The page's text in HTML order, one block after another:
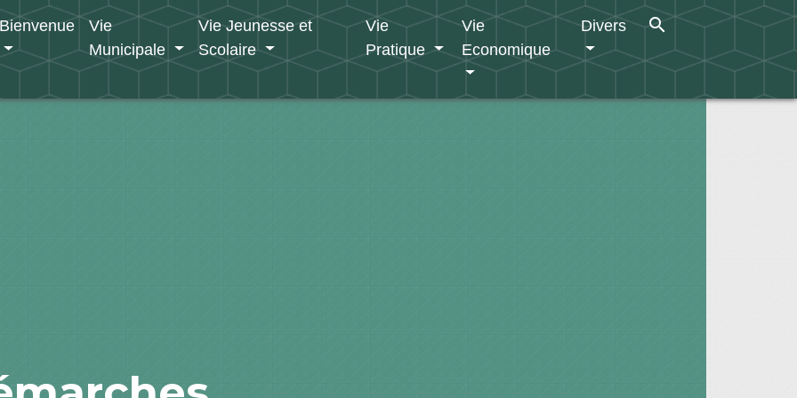
Bienvenue
Vie
Municipale
Vie Jeunesse et
Scolaire
Vie
Pratique
Vie
Economique
Divers search